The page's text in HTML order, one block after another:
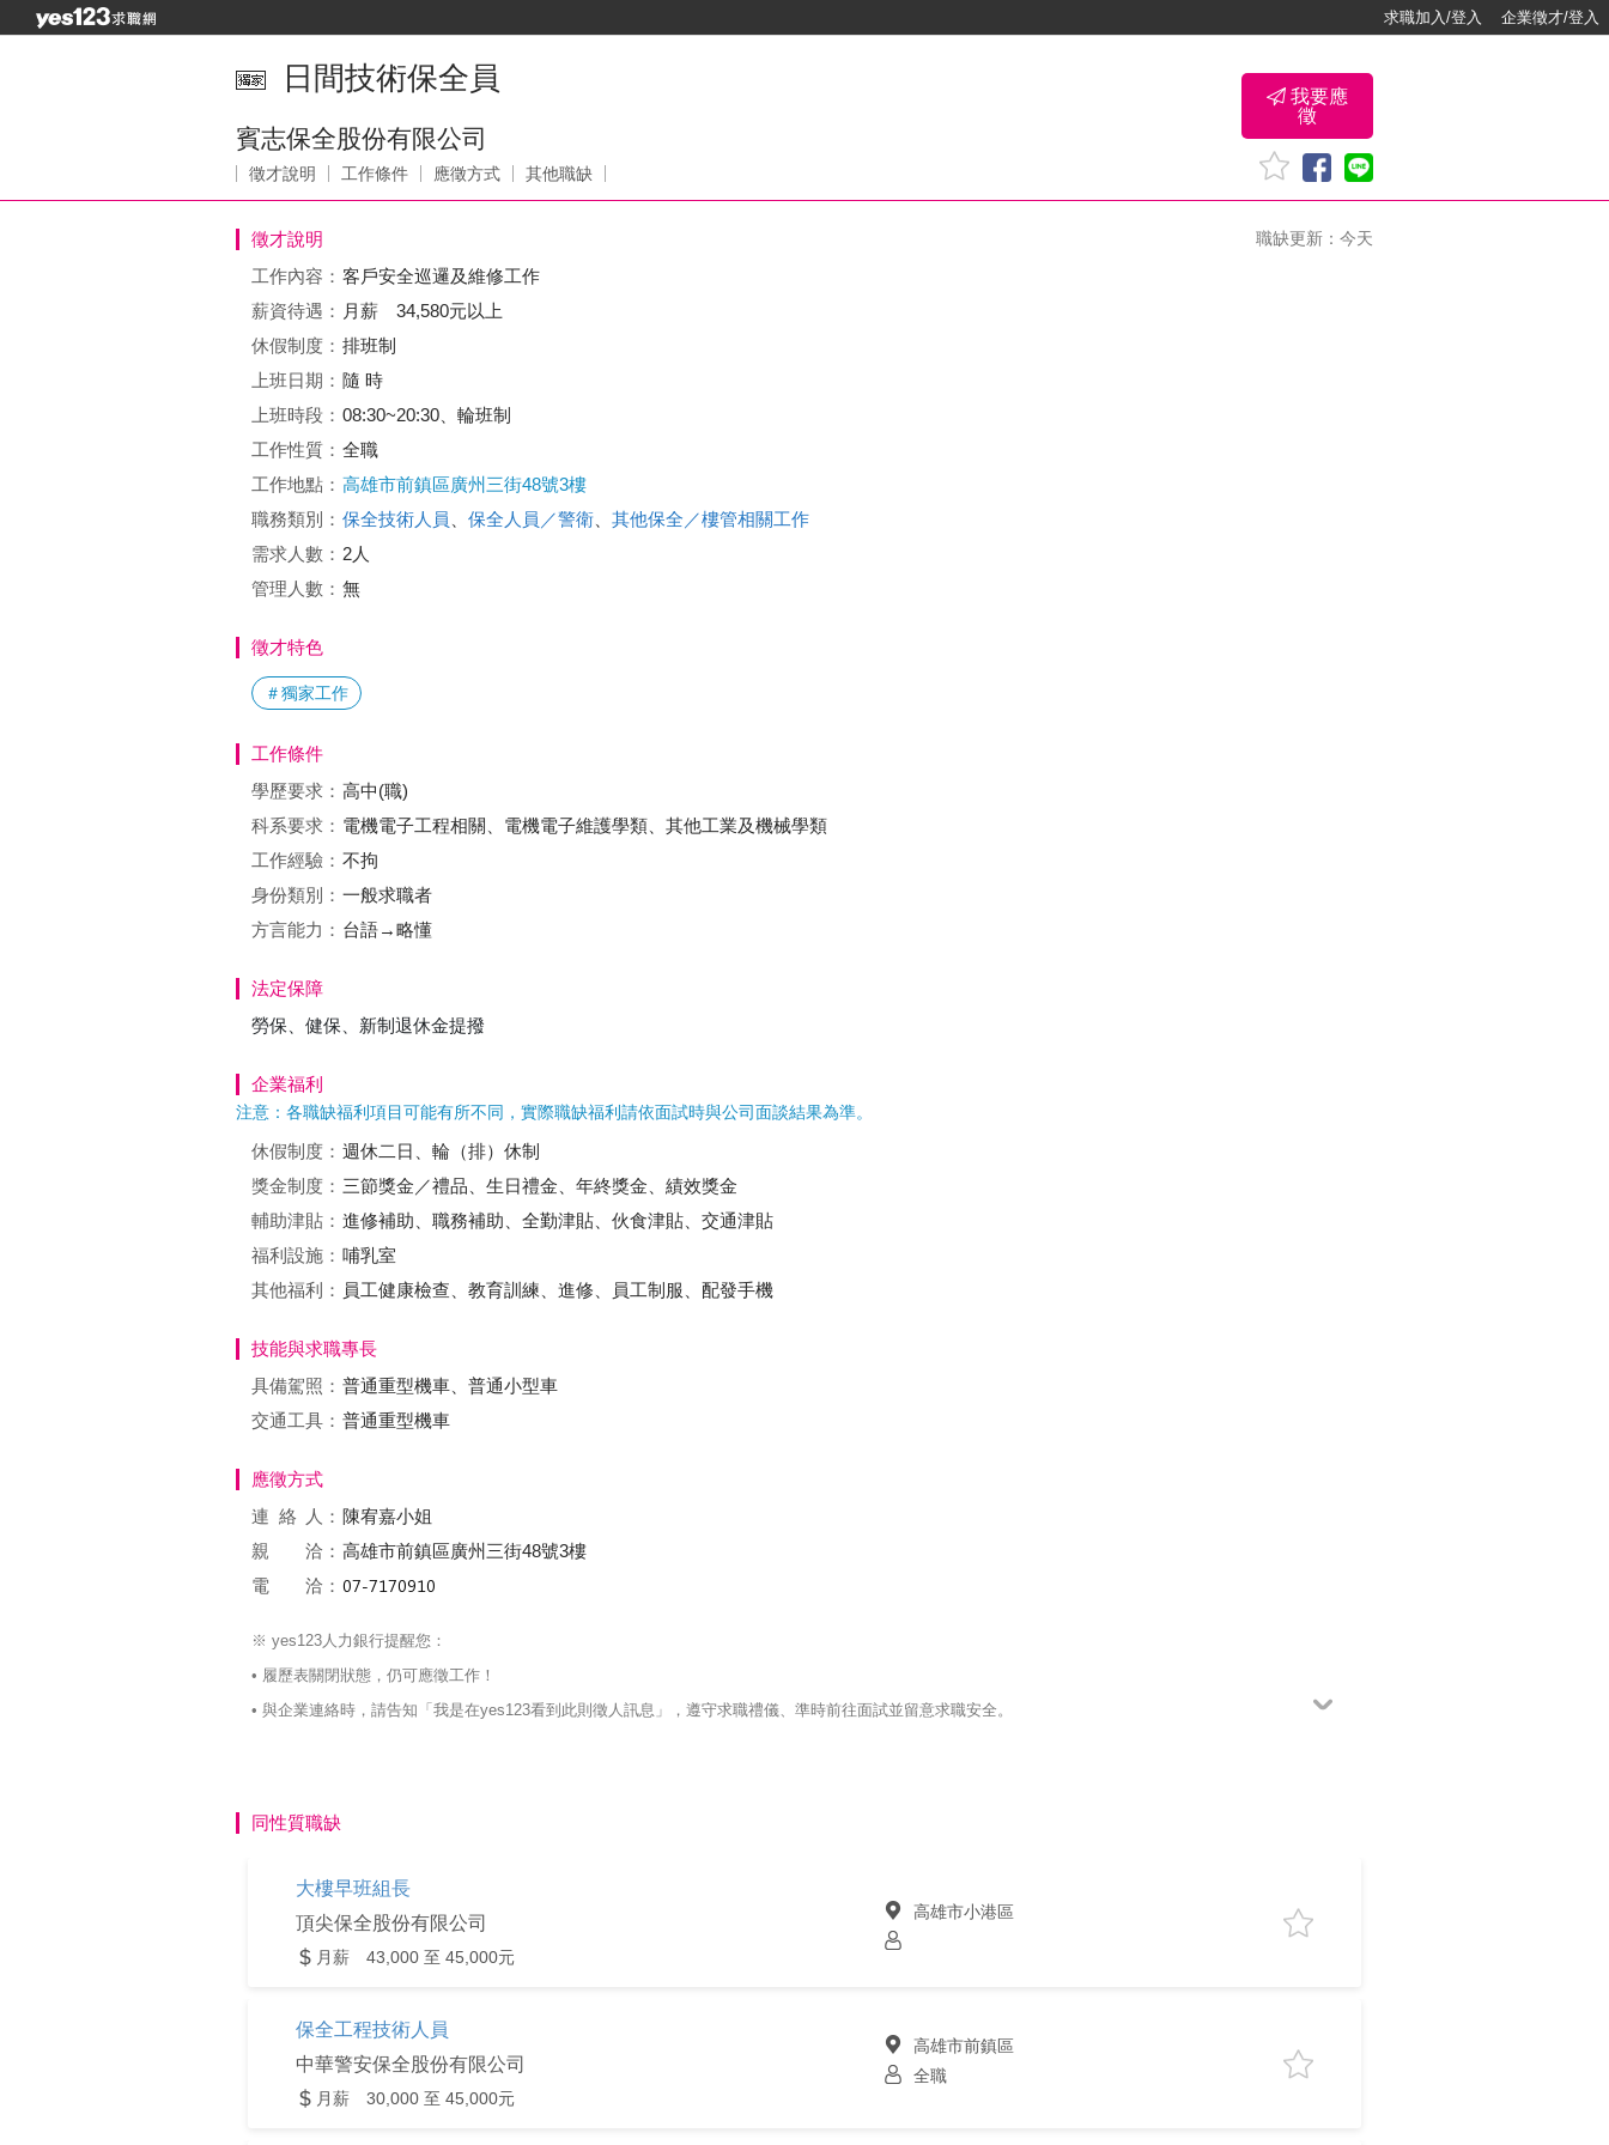
求職加入/登入 企業徵才/登入
日間技術保全員
賓志保全股份有限公司
徵才說明 工作條件 應徵方式 其他職缺
我要應
徵
徵才說明 職缺更新：今天
工作內容： 客戶安全巡邏及維修工作
薪資待遇： 月薪 34,580元以上
休假制度： 排班制
上班日期： 隨 時
上班時段： 08:30~20:30、輪班制
工作性質： 全職
工作地點： 高雄市前鎮區廣州三街48號3樓
職務類別： 保全技術人員 保全人員／警衛
其他保全／樓管相關工作
需求人數： 2人
管理人數： 無
徵才特色
＃獨家工作
工作條件
學歷要求： 高中(職)
科系要求： 電機電子工程相關、電機電子維護學類、其他工業及機械學類
工作經驗： 不拘
身份類別： 一般求職者
方言能力： 台語→略懂
法定保障
勞保、健保、新制退休金提撥
企業福利
注意：各職缺福利項目可能有所不同，實際職缺福利請依面試時與公司面談結果為準。
休假制度： 週休二日、輪（排）休制
獎金制度： 三節獎金／禮品、生日禮金、年終獎金、績效獎金
輔助津貼： 進修補助、職務補助、全勤津貼、伙食津貼、交通津貼
福利設施： 哺乳室
其他福利： 員工健康檢查、教育訓練、進修、員工制服、配發手機
技能與求職專長
具備駕照： 普通重型機車、普通小型車
交通工具： 普通重型機車
應徵方式
連絡
人： 陳宥嘉小姐
親 洽： 高雄市前鎮區廣州三街48號3樓
電 洽：
※ yes123人力銀行提醒您：
• 履歷表關閉狀態，仍可應徵工作！
• 與企業連絡時，請告知「我是在yes123看到此則徵人訊息」，遵守求職禮儀、準時前往面試並留意求職安全。
同性質職缺
大樓早班組長
頂尖保全股份有限公司
月薪 43,000 至 45,000元
高雄市小港區
保全工程技術人員
中華警安保全股份有限公司
月薪 30,000 至 45,000元
高雄市前鎮區
全職